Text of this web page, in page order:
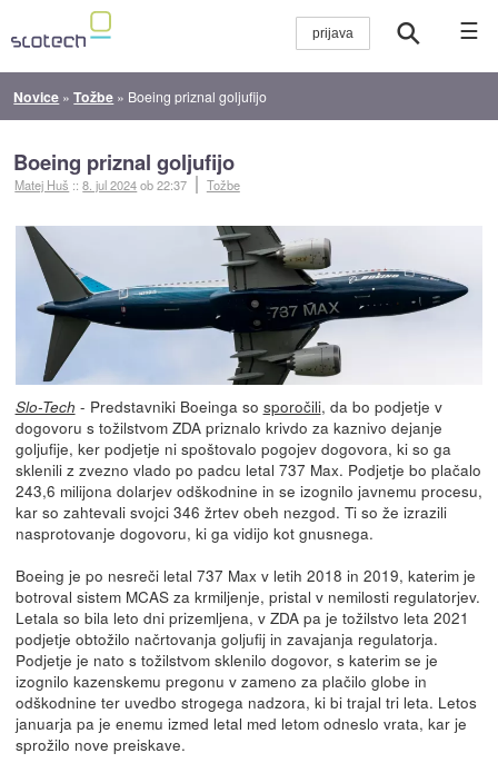
☰
Novice »Tožbe » Boeing priznal goljufijo
Boeing priznal goljufijo
Matej Huš ::8. jul 2024ob 22:37 Tožbe
Slo-Tech - Predstavniki Boeinga so sporočili, da bo podjetje v
dogovoru s tožilstvom ZDA priznalo krivdo za kaznivo dejanje
goljufije, ker podjetje ni spoštovalo pogojev dogovora, ki so ga
sklenili z zvezno vlado po padcu letal 737 Max. Podjetje bo plačalo
243,6 milijona dolarjev odškodnine in se izognilo javnemu procesu,
kar so zahtevali svojci 346 žrtev obeh nezgod. Ti so že izrazili
nasprotovanje dogovoru, ki ga vidijo kot gnusnega.
Boeing je po nesreči letal 737 Max v letih 2018 in 2019, katerim je
botroval sistem MCAS za krmiljenje, pristal v nemilosti regulatorjev.
Letala so bila leto dni prizemljena, v ZDA pa je tožilstvo leta 2021
podjetje obtožilo načrtovanja goljufij in zavajanja regulatorja.
Podjetje je nato s tožilstvom sklenilo dogovor, s katerim se je
izognilo kazenskemu pregonu v zameno za plačilo globe in
odškodnine ter uvedbo strogega nadzora, ki bi trajal tri leta. Letos
januarja pa je enemu izmed letal med letom odneslo vrata, kar je
sprožilo nove preiskave.